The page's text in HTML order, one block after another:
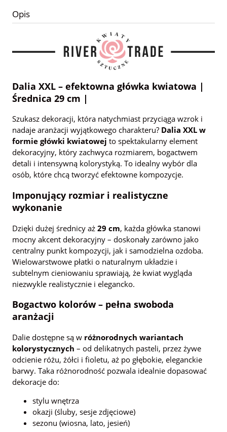
Opis
Dalia XXL – efektowna główka kwiatowa |
Średnica 29 cm |
Szukasz dekoracji, która natychmiast przyciąga wzrok i
nadaje aranżacji wyjątkowego charakteru? Dalia XXL w
formie główki kwiatowej to spektakularny element
dekoracyjny, który zachwyca rozmiarem, bogactwem
detali i intensywną kolorystyką. To idealny wybór dla
osób, które chcą tworzyć efektowne kompozycje.
Imponujący rozmiar i realistyczne
wykonanie
Dzięki dużej średnicy aż 29 cm, każda główka stanowi
mocny akcent dekoracyjny – doskonały zarówno jako
centralny punkt kompozycji, jak i samodzielna ozdoba.
Wielowarstwowe płatki o naturalnym układzie i
subtelnym cieniowaniu sprawiają, że kwiat wygląda
niezwykle realistycznie i elegancko.
Bogactwo kolorów – pełna swoboda
aranżacji
Dalie dostępne są w różnorodnych wariantach
kolorystycznych – od delikatnych pasteli, przez żywe
odcienie różu, żółci i fioletu, aż po głębokie, eleganckie
barwy. Taka różnorodność pozwala idealnie dopasować
dekoracje do:
stylu wnętrza
okazji (śluby, sesje zdjęciowe)
sezonu (wiosna, lato, jesień)